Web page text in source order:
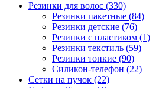
Резинки для волос (330)
Резинки пакетные (84)
Резинки детские (76)
Резинки с пластиком (1)
Резинки текстиль (59)
Резинки тонкие (90)
Силикон-телефон (22)
Сетки на пучок (22)